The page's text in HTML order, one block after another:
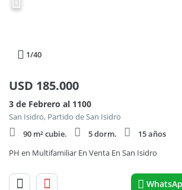
1/40
USD 185.000
3 de Febrero al 1100
San Isidro, Partido de San Isidro
90 m² cubie.
5 dorm.
15 años
PH en Multifamiliar En Venta En San Isidro